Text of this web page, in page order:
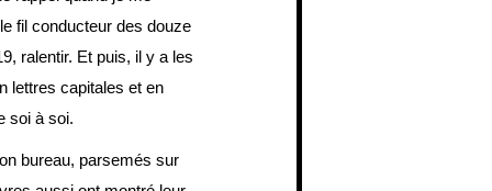
fil conducteur des douze
ralentir. Et puis, il y a les
lettres capitales et en
soi à soi.
bureau, parsemés sur